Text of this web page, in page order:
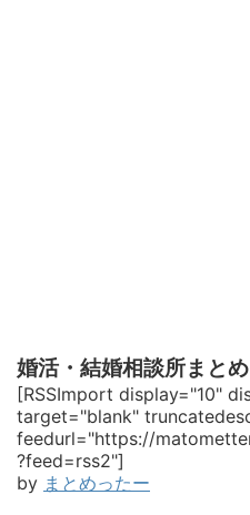
婚活・結婚相談所まとめ
[RSSImport display="10"
target="blank"
feedurl="https://
?feed=rss2"]
by まとめったー